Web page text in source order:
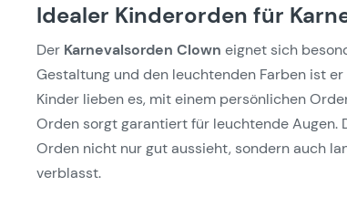
Idealer Kinderorden für
Der Karnevalsorden Clown eignet sich
Gestaltung und den leuchtenden Farben ist
Kinder lieben es, mit einem persönlichen
Orden sorgt garantiert für leuchtende
Orden nicht nur gut aussieht, sondern auch
verblasst.